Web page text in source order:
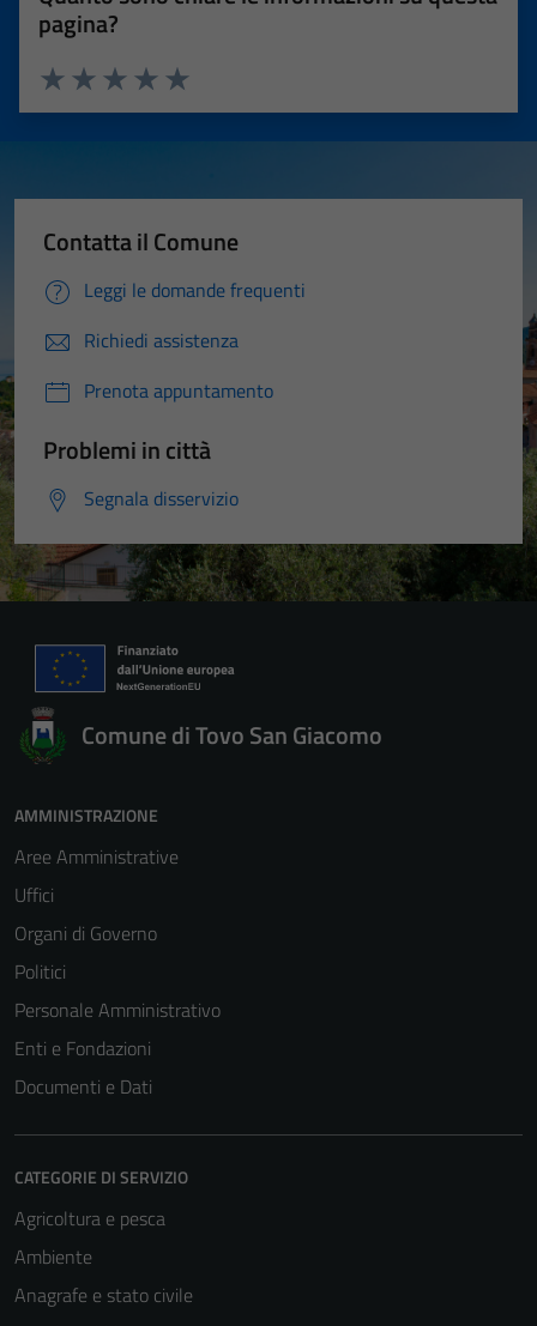
pagina?
Valuta 5 stelle su 5
Valuta 4 stelle su 5
Valuta 3 stelle su 5
Valuta 2 stelle su 5
Valuta 1 stelle su 5
Contatta il Comune
Leggi le domande frequenti
Richiedi assistenza
Prenota appuntamento
Problemi in città
Segnala disservizio
Comune di Tovo San Giacomo
AMMINISTRAZIONE
Aree Amministrative
Uffici
Organi di Governo
Politici
Personale Amministrativo
Enti e Fondazioni
Documenti e Dati
CATEGORIE DI SERVIZIO
Agricoltura e pesca
Ambiente
Anagrafe e stato civile